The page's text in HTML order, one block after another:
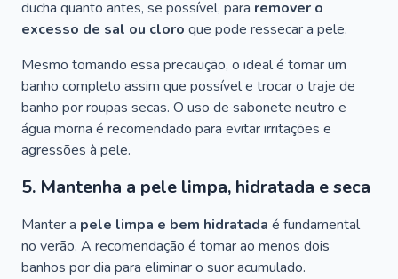
ducha quanto antes, se possível, para remover o
excesso de sal ou cloro que pode ressecar a pele.
Mesmo tomando essa precaução, o ideal é tomar um
banho completo assim que possível e trocar o traje de
banho por roupas secas. O uso de sabonete neutro e
água morna é recomendado para evitar irritações e
agressões à pele.
5. Mantenha a pele limpa, hidratada e seca
Manter a pele limpa e bem hidratada é fundamental
no verão. A recomendação é tomar ao menos dois
banhos por dia para eliminar o suor acumulado.